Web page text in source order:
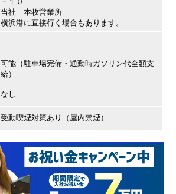
当社 本牧営業所
横浜港に直接行く場合もあります。
可能（駐車場完備・通勤時ガソリン代全額支
給）
なし
受動喫煙対策あり（屋内禁煙）